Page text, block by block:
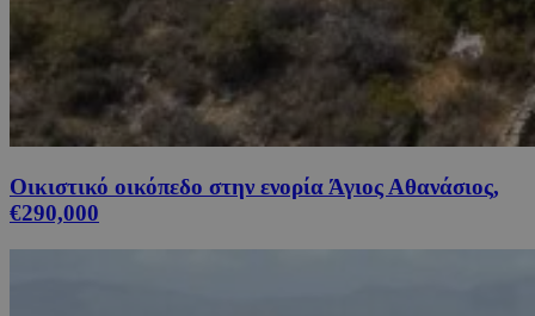
Οικιστικό οικόπεδο στην ενορία Άγιος Αθανάσιος,
€290,000